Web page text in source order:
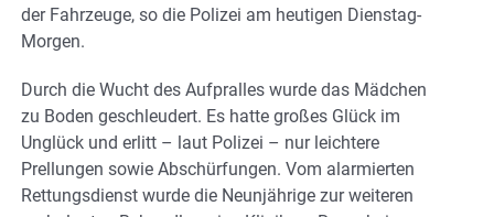
der Fahrzeuge, so die Polizei am heutigen Dienstag-
Morgen.
Durch die Wucht des Aufpralles wurde das Mädchen
zu Boden geschleudert. Es hatte großes Glück im
Unglück und erlitt – laut Polizei – nur leichtere
Prellungen sowie Abschürfungen. Vom alarmierten
Rettungsdienst wurde die Neunjährige zur weiteren